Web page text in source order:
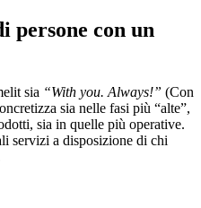
persone con un
sia “With you. Always!” (Con
sia nelle fasi più “alte”,
, sia in quelle più operative.
servizi a disposizione di chi